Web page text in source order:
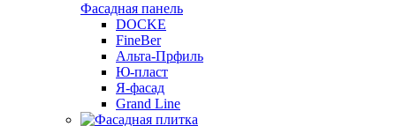
Фасадная панель
DOCKE
FineBer
Альта-Прфиль
Ю-пласт
Я-фасад
Grand Line